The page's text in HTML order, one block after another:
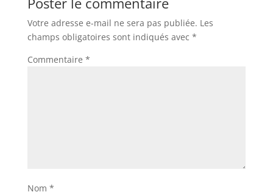
Votre adresse e-mail ne sera pas publiée. Les
champs obligatoires sont indiqués avec *
Commentaire *
Nom *